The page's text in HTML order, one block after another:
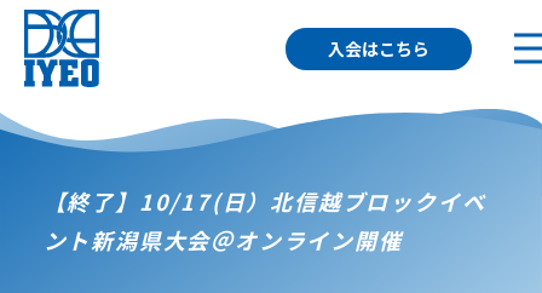
入会はこちら
【終了】10/17(日）北信越ブロックイベ
ント新潟県大会＠オンライン開催